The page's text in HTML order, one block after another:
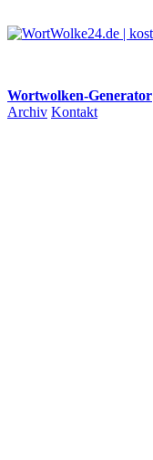
Wortwolken-Generator
Archiv Kontakt